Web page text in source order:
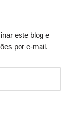
este blog e
por e-mail.